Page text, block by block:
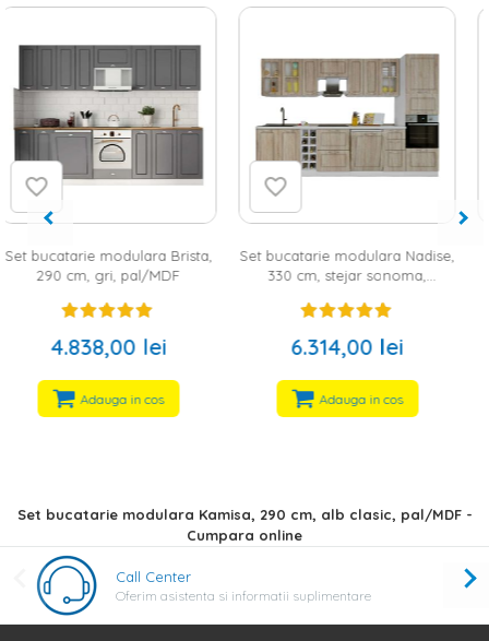
Set bucatarie modulara Nadise,
330 cm, stejar sonoma,
6.314,00 lei
Adauga in cos
Set bucatarie Elma, 200 cm,
sonoma/antracit, pal
1.979,00 lei
Momentan indisponibil
Set bucatarie modulara Kamisa, 290 cm, alb clasic, pal/MDF -
Cumpara online
Call Center
Oferim asistenta si informatii suplimentare